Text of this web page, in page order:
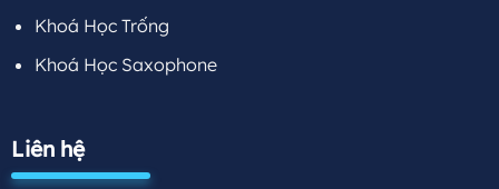
Khoá Học Trống
Khoá Học Saxophone
Liên hệ